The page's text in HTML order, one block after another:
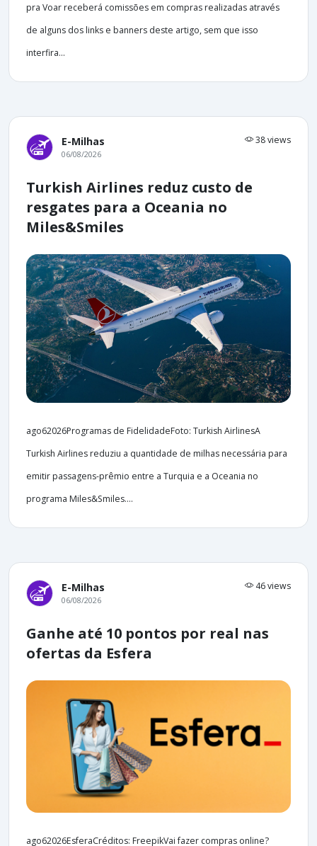
pra Voar receberá comissões em compras realizadas através
de alguns dos links e banners deste artigo, sem que isso
interfira...
E-Milhas 38 views
06/08/2026
Turkish Airlines reduz custo de
resgates para a Oceania no
Miles&Smiles
ago62026Programas de FidelidadeFoto: Turkish AirlinesA
Turkish Airlines reduziu a quantidade de milhas necessária para
emitir passagens-prêmio entre a Turquia e a Oceania no
programa Miles&Smiles....
E-Milhas 46 views
06/08/2026
Ganhe até 10 pontos por real nas
ofertas da Esfera
ago62026EsferaCréditos: FreepikVai fazer compras online?